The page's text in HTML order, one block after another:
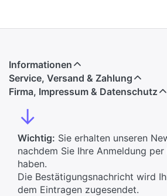
Informationen
Service, Versand & Zahlung
Firma, Impressum & Datenschutz
↓
Wichtig: Sie erhalten unseren
nachdem Sie Ihre Anmeldung
haben.
Die Bestätigungsnachricht wird
dem Eintragen zugesendet.